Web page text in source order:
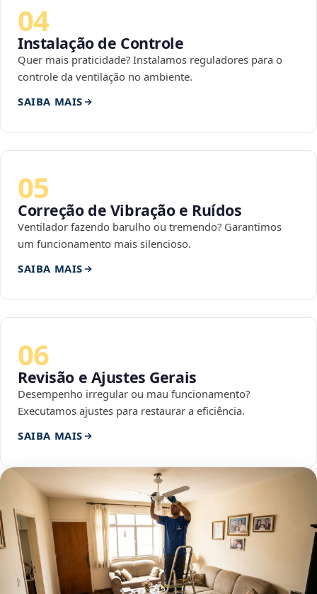
04
Instalação de Controle
Quer mais praticidade? Instalamos reguladores para o
controle da ventilação no ambiente.
SAIBA MAIS
05
Correção de Vibração e Ruídos
Ventilador fazendo barulho ou tremendo? Garantimos
um funcionamento mais silencioso.
SAIBA MAIS
06
Revisão e Ajustes Gerais
Desempenho irregular ou mau funcionamento?
Executamos ajustes para restaurar a eficiência.
SAIBA MAIS